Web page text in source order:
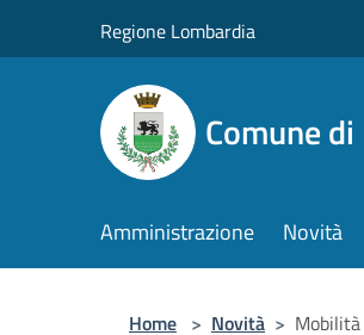
Regione Lombardia
Comune
Amministrazione Novità
Home > Novità > Mobilità